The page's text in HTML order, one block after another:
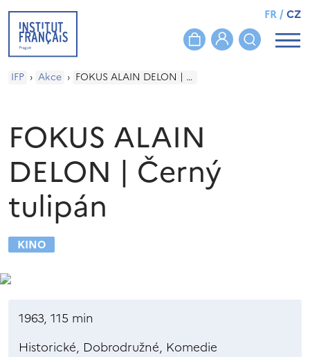
FR/CZ
IFP › Akce › FOKUS ALAIN DELON | Černý tulipán
FOKUS ALAIN
DELON | Černý
tulipán
KINO
1963, 115 min
Historické, Dobrodružné, Komedie